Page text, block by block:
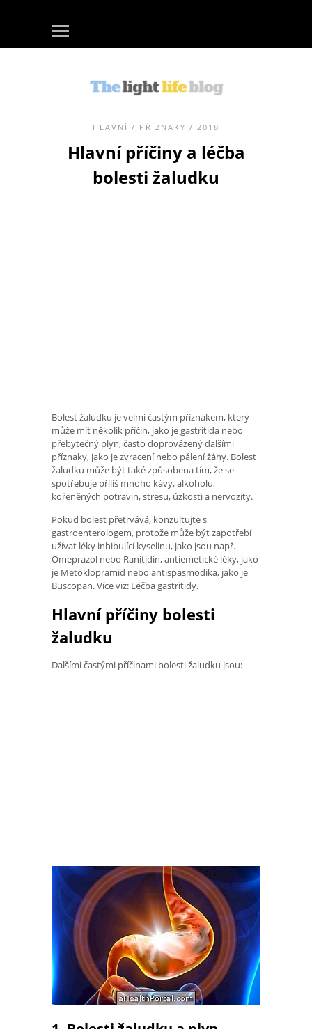
HLAVNÍ / PŘÍZNAKY / 2018
Hlavní příčiny a léčba
bolesti žaludku
Bolest žaludku je velmi častým příznakem, který
může mít několik příčin, jako je gastritida nebo
přebytečný plyn, často doprovázený dalšími
příznaky, jako je zvracení nebo pálení žáhy. Bolest
žaludku může být také způsobena tím, že se
spotřebuje příliš mnoho kávy, alkoholu,
kořeněných potravin, stresu, úzkosti a nervozity.
Pokud bolest přetrvává, konzultujte s
gastroenterologem, protože může být zapotřebí
užívat léky inhibující kyselinu, jako jsou např.
Omeprazol nebo Ranitidin, antiemetické léky, jako
je Metoklopramid nebo antispasmodika, jako je
Buscopan. Více viz: Léčba gastritidy.
Hlavní příčiny bolesti
žaludku
Dalšími častými příčinami bolesti žaludku jsou: